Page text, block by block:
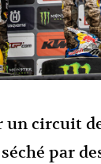
un circuit
par